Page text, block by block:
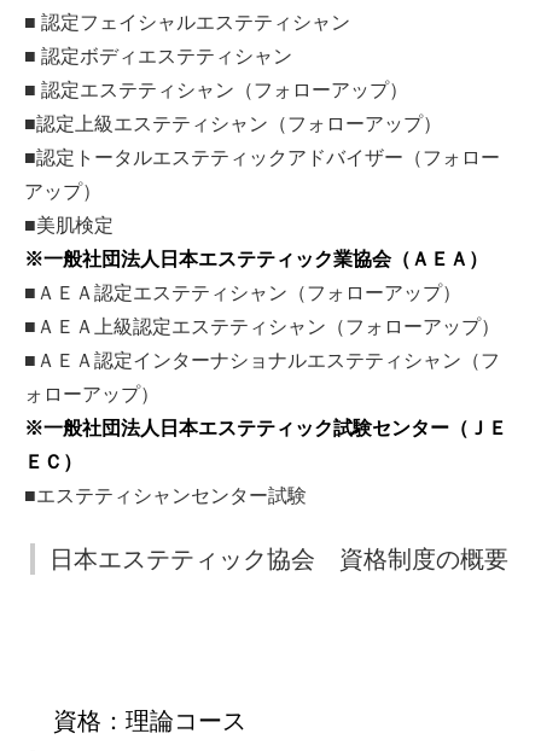
■ 認定フェイシャルエステティシャン
■ 認定ボディエステティシャン
■ 認定エステティシャン（フォローアップ）
■認定上級エステティシャン（フォローアップ）
■認定トータルエステティックアドバイザー（フォロー
アップ）
■美肌検定
※一般社団法人日本エステティック業協会（ＡＥＡ）
■ＡＥＡ認定エステティシャン（フォローアップ）
■ＡＥＡ上級認定エステティシャン（フォローアップ）
■ＡＥＡ認定インターナショナルエステティシャン（フ
ォローアップ）
※一般社団法人日本エステティック試験センター（ＪＥ
ＥＣ）
■エステティシャンセンター試験
日本エステティック協会 資格制度の概要
資格：理論コース